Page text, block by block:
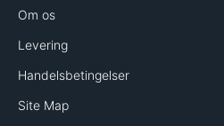
Om os
Levering
Handelsbetingelser
Site Map